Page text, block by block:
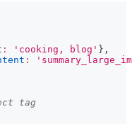
: 'cooking, blog' } ,
:
tag